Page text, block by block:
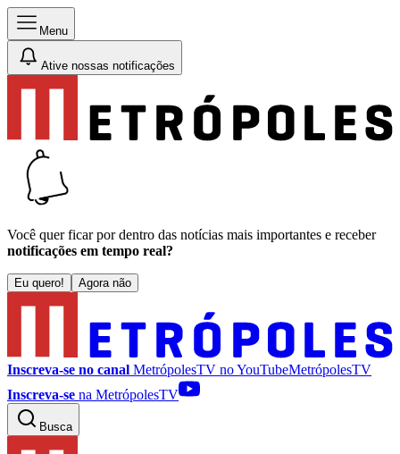
Menu
Ative nossas notificações
Você quer ficar por dentro das notícias mais importantes e receber
notificações em tempo real?
Eu quero! Agora não
Inscreva-se no canal MetrópolesTV noYouTubeMetrópolesTV
Inscreva-se na MetrópolesTV
Busca